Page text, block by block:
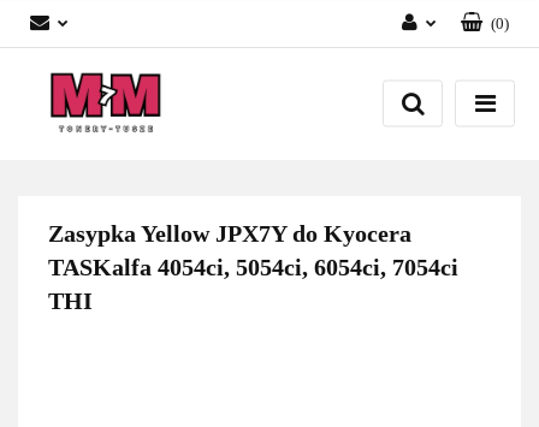
Zaloguj się
Załóż konto
(0)
Zasypka Yellow JPX7Y do Kyocera
TASKalfa 4054ci, 5054ci, 6054ci, 7054ci
THI